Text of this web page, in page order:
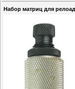
Набор матриц для